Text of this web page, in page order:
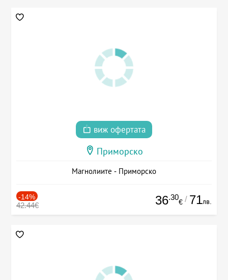
виж офертата
Приморско
Магнолиите - Приморско
-14%
42.44€ 36.30
€ / 71лв.